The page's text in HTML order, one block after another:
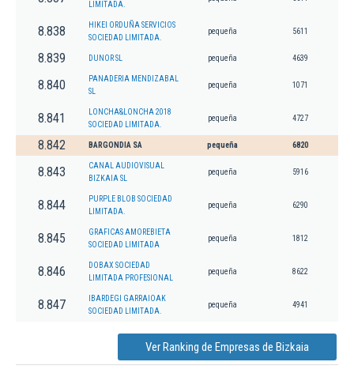
LIMITADA.
8.838
HIKEI ORDUÑA SERVICIOS
SOCIEDAD LIMITADA.
pequeña 5611
8.839 DUNOR SL pequeña 4639
8.840
PANADERIA MENDIZABAL
SL
pequeña 1071
8.841
LONCHA&LONCHA 2018
SOCIEDAD LIMITADA.
pequeña 4727
8.842 BARGONDIA SA pequeña 6820
8.843
CANAL AUDIOVISUAL
BIZKAIA SL
pequeña 5916
8.844
PURPLE BLOB SOCIEDAD
LIMITADA.
pequeña 6290
8.845
GRAFICAS AMOREBIETA
SOCIEDAD LIMITADA
pequeña 1812
8.846
DOBAX SOCIEDAD
LIMITADA PROFESIONAL
pequeña 8622
8.847
IBARDEGI GARRAIOAK
SOCIEDAD LIMITADA.
pequeña 4941
Ver Ranking de Empresas de Bizkaia